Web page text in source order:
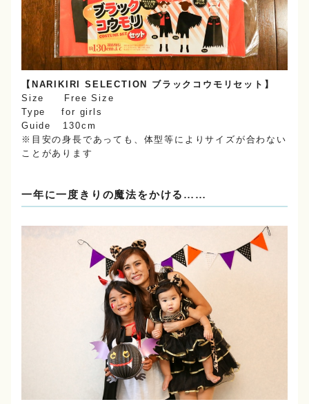
【NARIKIRI SELECTION ブラックコウモリセット】
Size Free Size
Type for girls
Guide 130cm
※目安の身長であっても、体型等によりサイズが合わない
ことがあります
一年に一度きりの魔法をかける……